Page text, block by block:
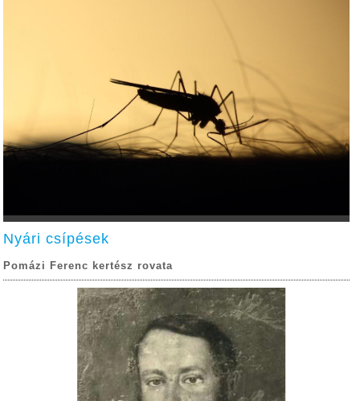
Nyári csípések
Pomázi Ferenc kertész rovata